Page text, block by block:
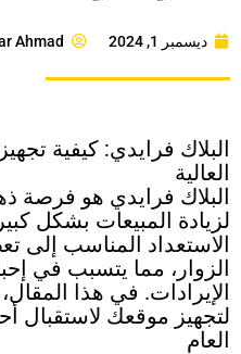
ديسمبر 1, 2024 Ahmad
البلاك فرايدي: كيفية
العالية
البلاك فرايدي هو فرصة
لزيادة المبيعات بشكل
الاستعداد المناسب إلى
الزوار، مما يتسبب في
الإيرادات. في هذا
لتجهيز موقعك لاستقبال
العام